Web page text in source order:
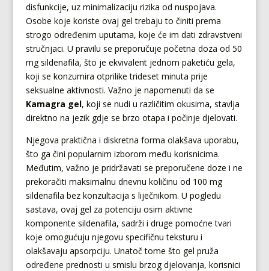
disfunkcije, uz minimalizaciju rizika od nuspojava.
Osobe koje koriste ovaj gel trebaju to činiti prema
strogo određenim uputama, koje će im dati zdravstveni
stručnjaci. U pravilu se preporučuje početna doza od 50
mg sildenafila, što je ekvivalent jednom paketiću gela,
koji se konzumira otprilike trideset minuta prije
seksualne aktivnosti. Važno je napomenuti da se
Kamagra gel, koji se nudi u različitim okusima, stavlja
direktno na jezik gdje se brzo otapa i počinje djelovati.
Njegova praktična i diskretna forma olakšava uporabu,
što ga čini popularnim izborom među korisnicima.
Međutim, važno je pridržavati se preporučene doze i ne
prekoračiti maksimalnu dnevnu količinu od 100 mg
sildenafila bez konzultacija s liječnikom. U pogledu
sastava, ovaj gel za potenciju osim aktivne
komponente sildenafila, sadrži i druge pomoćne tvari
koje omogućuju njegovu specifičnu teksturu i
olakšavaju apsorpciju. Unatoč tome što gel pruža
određene prednosti u smislu brzog djelovanja, korisnici